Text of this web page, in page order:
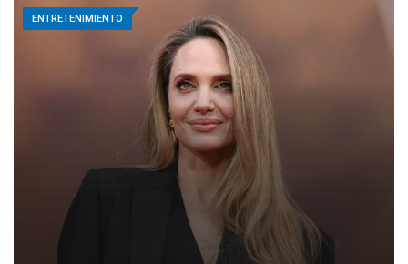
ENTRETENIMIENTO